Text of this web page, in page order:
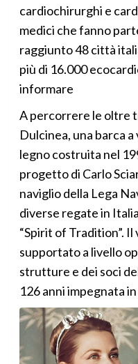
cardiochirurghi e
medici che fanno
raggiunto 48 città
più di 16.000
informare
A percorrere le oltre
Dulcinea, una barca
legno costruita nel
progetto di Carlo
naviglio della Lega
diverse regate in
“Spirit of Tradition”.
supportato a livello
strutture e dei soci
126 anni impegnata